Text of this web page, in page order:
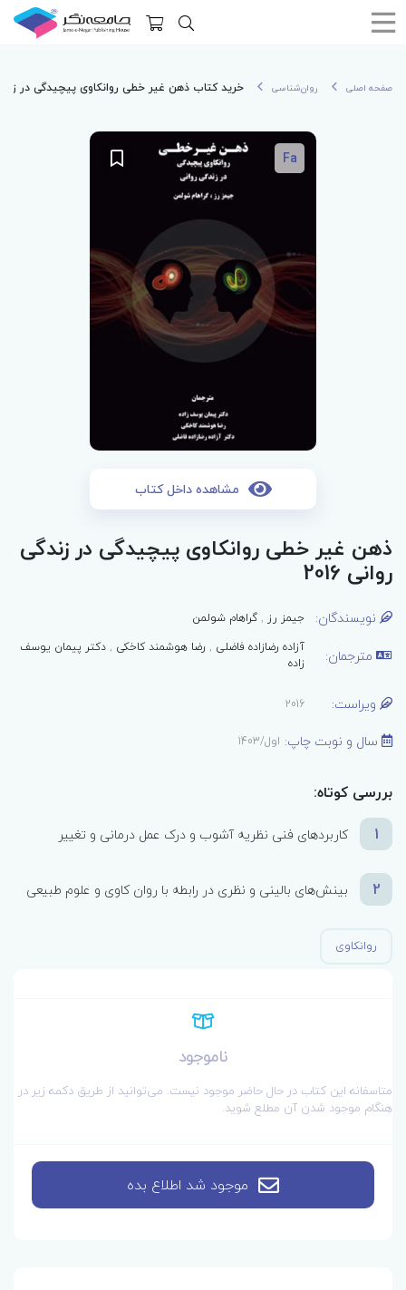
صفحه اصلی روان‌شناسی خرید کتاب ذهن غیر خطی روانکاوی پیچیدگی در زندگی
Fa
مشاهده داخل کتاب
ذهن غیر خطی روانکاوی پیچیدگی در زندگی
روانی 2016
نویسندگان: جیمز رز ,گراهام شولمن
مترجمان: آزاده رضازاده فاضلی , رضا هوشمند کاخکی ,دکتر پیمان یوسف
زاده
ویراست: 2016
سال و نوبت چاپ: اول/1403
بررسی کوتاه:
1
کاربرد‌های فنی نظریه آشوب و درک عمل درمانی و تغییر
2 بینش‌های بالینی و نظری در رابطه با روان کاوی و علوم طبیعی
روانکاوی
ناموجود
متاسفانه این کتاب در حال حاضر موجود نیست. می‌توانید از طریق دکمه زیر در
هنگام موجود شدن آن مطلع شوید.
موجود شد اطلاع بده